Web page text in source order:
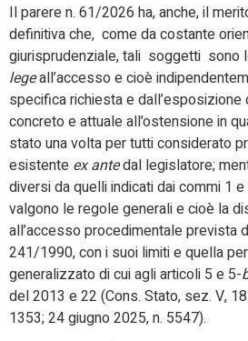
Il parere n. 61/2026 ha, anche, il
definitiva che, come da costante
giurisprudenziale, tali soggetti sono
legeall’accesso e cioè
specifica richiesta e dall’esposizione
concreto e attuale all’ostensione in
stato una volta per tutti considerato
esistente ex antedal legislatore;
diversi da quelli indicati dai commi 1 e
valgono le regole generali e cioè la
all’accesso procedimentale prevista
241/1990, con i suoi limiti e quella
generalizzato di cui agli articoli 5 e 5-
del 2013 e 22 (Cons. Stato, sez. V,
1353; 24 giugno 2025, n. 5547).